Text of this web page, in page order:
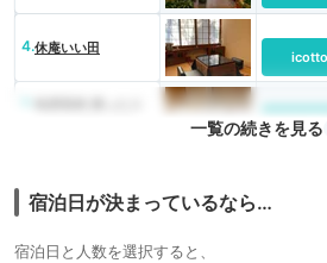
4.休庵いい田
icotto
icotto
一覧の続きを見る
宿泊日が決まっているなら…
宿泊日と人数を選択すると、